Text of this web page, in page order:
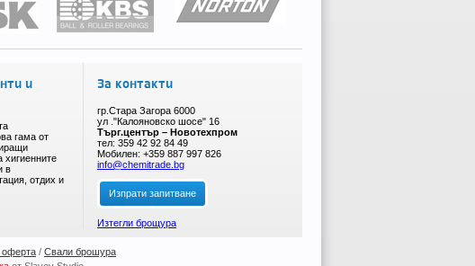
и
гама от
хигиенните
в
отдих и
За контакти
гр.Стара Загора 6000
ул ."Калояновско шосе" 16
Търг.център – Новотехпром
тел: 359 42 92 84 49
Мобилен: +359 887 997 826
info@chemitrade.bg
Изпрати запитване
Изтегли брощура
оферта / Свали брошура